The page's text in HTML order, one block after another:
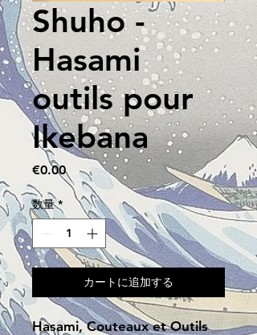
Shuho -
Hasami
outils pour
Ikebana
€0.00価
格
数量 *
カートに追加する
Hasami, Couteaux et Outils